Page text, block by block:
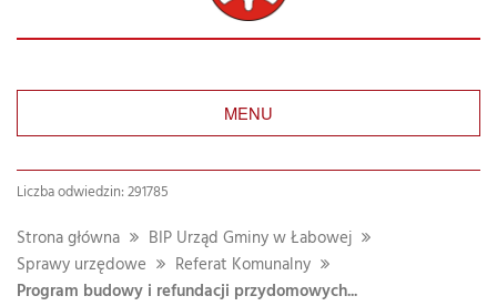
MENU
Liczba odwiedzin: 291785
Strona główna
BIP Urząd Gminy w Łabowej
Sprawy urzędowe
Referat Komunalny
Program budowy i refundacji przydomowych...